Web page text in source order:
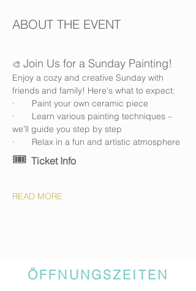
ABOUT THE EVENT
🎨 Join Us for a Sunday Painting!
Enjoy a cozy and creative Sunday with
friends and family! Here's what to expect:
·       Paint your own ceramic piece
·       Learn various painting techniques –
we’ll guide you step by step
·       Relax in a fun and artistic atmosphere
🎟️ Ticket Info
READ MORE
ÖFFNUNGSZEITEN